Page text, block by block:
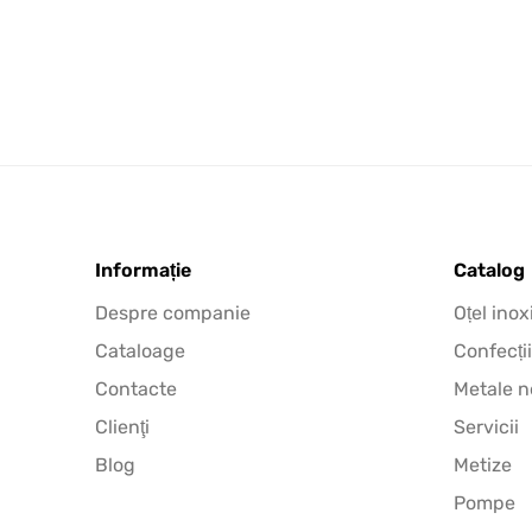
Informație
Despre companie
Cataloage
Contacte
Clienţi
Blog
Catalog
Oțel
Confecții
Metale
Servicii
Metize
Pompe